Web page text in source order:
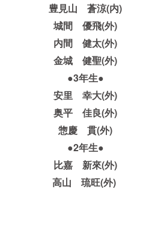
豊見山 蒼涼(内)
城間 優飛(外)
内間 健太(外)
金城 健聖(外)
●3年生●
安里 幸大(外)
奥平 佳良(外)
惣慶 貫(外)
●2年生●
比嘉 新來(外)
高山 琉旺(外)